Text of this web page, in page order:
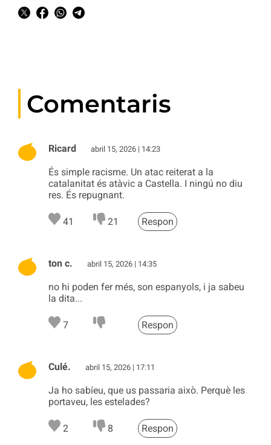
Comentaris
Ricard abril 15, 2026 | 14:23
És simple racisme. Un atac reiterat a la
catalanitat és atàvic a Castella. I ningú no diu
res. És repugnant.
41 21 Respon
ton c. abril 15, 2026 | 14:35
no hi poden fer més, son espanyols, i ja sabeu
la dita...
7 Respon
Culé. abril 15, 2026 | 17:11
Ja ho sabíeu, que us passaria això. Perquè les
portaveu, les estelades?
2 8 Respon